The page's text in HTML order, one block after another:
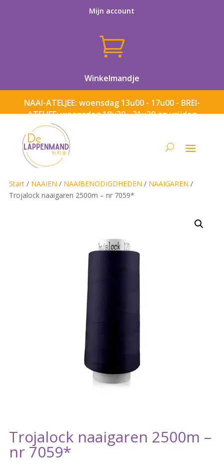
Mijn account

Winkelmandje
NAAI-ATELJEE: woensdag 13u00 - 17u00 - BREI-
ATELJEE: woensdag 18u30 - 21u30 en vrijdag
Start/ NAAIEN / NAAIBENODIGDHEDEN / NAAIGAREN /
Trojalock naaigaren 2500m – nr 7059*
Trojalock naaigaren 2500m –
nr 7059*